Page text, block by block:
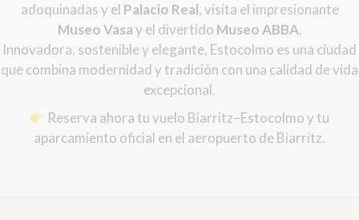
adoquinadas y el Palacio Real, visita el impresionante
Museo Vasay el divertido Museo ABBA.
Innovadora, sostenible y elegante, Estocolmo es una ciudad
que combina modernidad y tradición con una calidad de vida
excepcional.
Reserva ahora tu vuelo Biarritz–Estocolmo y tu
aparcamiento oficial en el aeropuerto de Biarritz.